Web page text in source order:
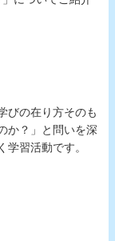
びの在り方そのも
か？」と問いを深
習活動です。